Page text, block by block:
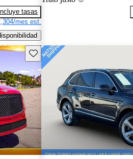
tasas
mes est.
Guarda este Aviso